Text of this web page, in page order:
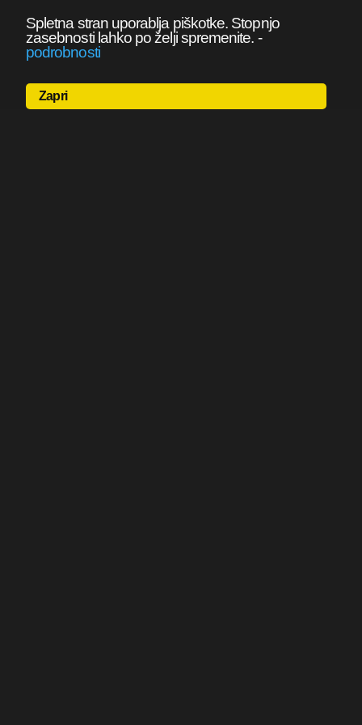
Spletna stran uporablja piškotke. Stopnjo
zasebnosti lahko po želji spremenite. -
podrobnosti
Zapri